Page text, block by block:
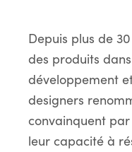
Depuis plus de
des produits
développement
designers
convainquent
leur capacité à